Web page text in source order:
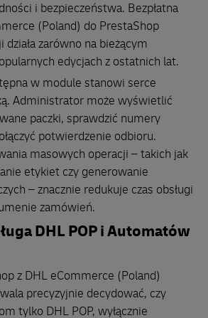
i bezpieczeństwa. Bezpłatna
(Poland) do PrestaShop
zarówno na bieżącym
edycjach z ostatnich lat.
w module stanowi serce
Administrator może wyświetlić
paczki, sprawdzić numery
potwierdzenie odbioru.
masowych operacji – takich jak
etykiet czy generowanie
– znacznie redukuje czas obsługi
zamówień.
DHL POP i Automatów
z DHL eCommerce (Poland)
precyzyjnie decydować, czy
tylko DHL POP, wyłącznie